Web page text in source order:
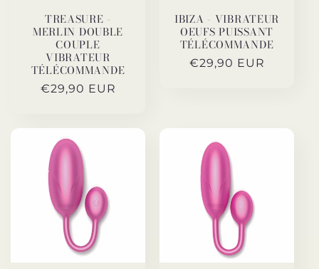
TREASURE -
MERLIN DOUBLE
COUPLE
VIBRATEUR
TÉLÉCOMMANDE
Prix
€29,90 EUR
IBIZA - VIBRATEUR
OEUFS PUISSANT
TÉLÉCOMMANDE
Prix
€29,90 EUR